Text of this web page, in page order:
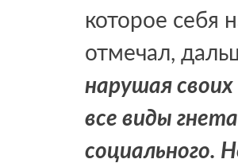
которое себя
отмечал,
нарушая
все виды
социального.